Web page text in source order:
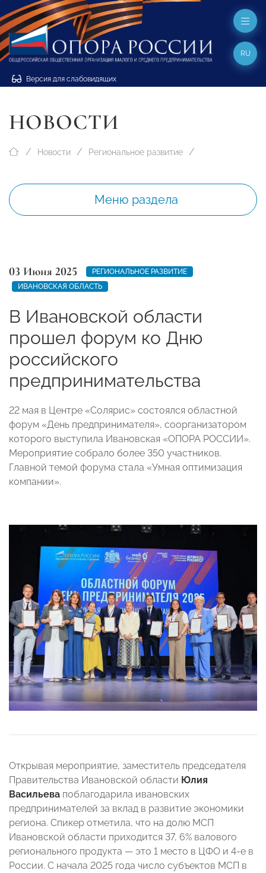
Версия для слабовидящих
RU
НОВОСТИ
Новости Региональное развитие
Меню раздела
03 Июня 2025
РЕГИОНАЛЬНОЕ РАЗВИТИЕ
ИВАНОВСКАЯ ОБЛАСТЬ
В Ивановской области
прошел форум ко Дню
российского
предпринимательства
22 мая в Центре «Солярис» состоялся областной
форум «День предпринимателя», соорганизатором
которого выступила Ивановская «ОПОРА РОССИИ».
Мероприятие собрало более 350 участников.
Главной темой форума стала «Умная оптимизация
компании».
Открывая мероприятие, заместитель председателя
Правительства Ивановской области Юлия
Васильева поблагодарила ивановских
предпринимателей за вклад в развитие экономики
региона. Спикер отметила, что на долю МСП
Ивановской области приходится 37, 6% валового
регионального продукта — это 1 место в ЦФО и 4-е в
России. С начала 2025 года число субъектов МСП в